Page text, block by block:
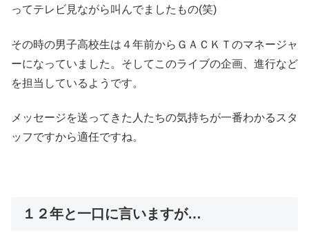
ってテレビ見ながら叫んでましたもの(笑)
その時の男子高校生は４年前からＧＡＣＫＴのマネージャ
ーになっていました。そしてこのライブの企画、進行など
を担当しているようです。
メッセージを送ってきた人たちの気持ちが一番わかるスタ
ッフですから適任ですね。
１２年と一口に言いますが…